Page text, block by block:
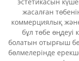
жасалған
коммерциялық
бұл төбе
болатын отырғыш
бөлмелерінде